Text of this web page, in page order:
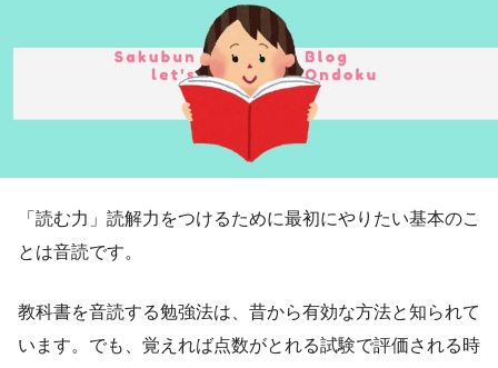
「読む力」読解力をつけるために最初にやりたい基本のこ
とは音読です。
教科書を音読する勉強法は、昔から有効な方法と知られて
います。でも、覚えれば点数がとれる試験で評価される時